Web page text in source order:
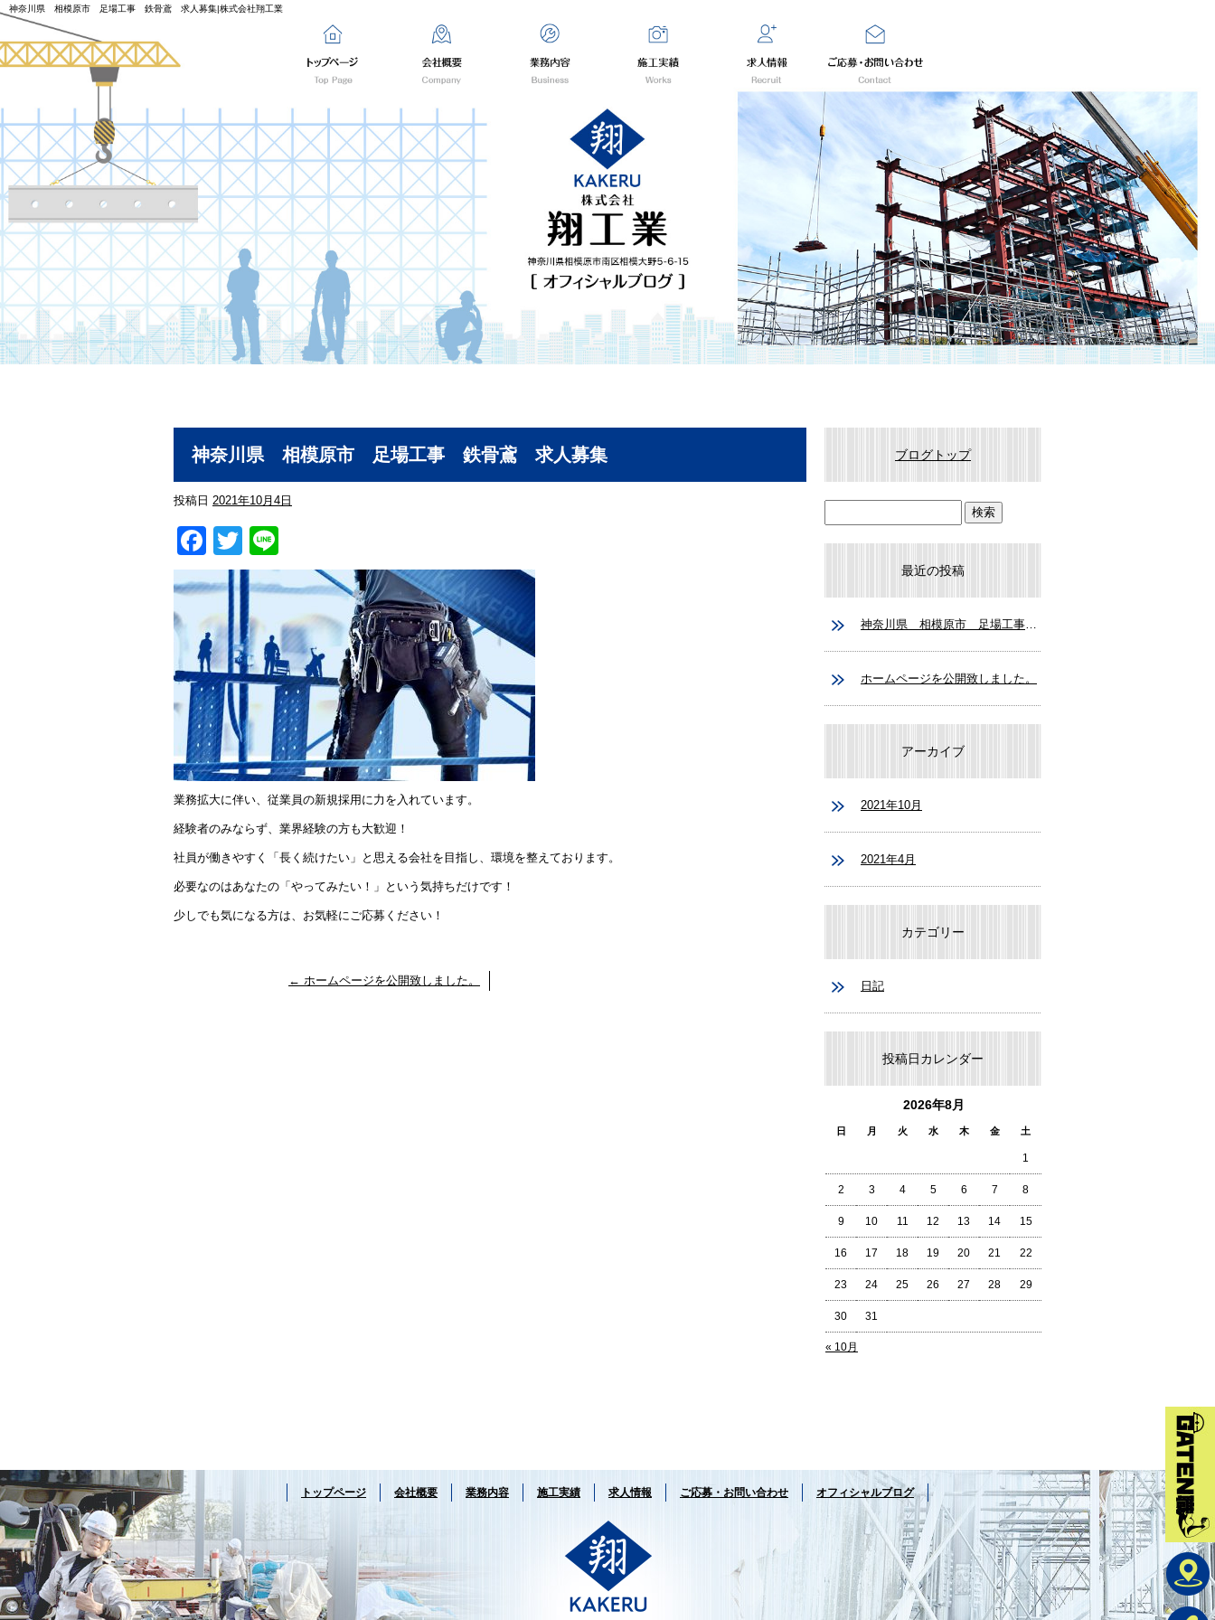
神奈川県 相模原市 足場工事 鉄骨鳶 求人募集|株式会社翔工業
神奈川県 相模原市 足場工事 鉄骨鳶 求人募集
投稿日 2021年10月4日
Facebook
Twitter
業務拡大に伴い、従業員の新規採用に力を入れています。
経験者のみならず、業界経験の方も大歓迎！
社員が働きやすく「長く続けたい」と思える会社を目指し、環境を整えております。
必要なのはあなたの「やってみたい！」という気持ちだけです！
少しでも気になる方は、お気軽にご応募ください！
← ホームページを公開致しました。
ブログトップ
最近の投稿
神奈川県 相模原市 足場工事 鉄骨鳶 求人募集
ホームページを公開致しました。
アーカイブ
2021年10月
2021年4月
カテゴリー
日記
投稿日カレンダー
2026年8月
日 月 火 水 木 金 土
« 10月
1
2 3 4 5 6 7 8
9 10 11 12 13 14 15
16 17 18 19 20 21 22
23 24 25 26 27 28 29
30 31
トップページ 会社概要 業務内容 施工実績 求人情報 ご応募・お問い合わせ オフィシャルブログ